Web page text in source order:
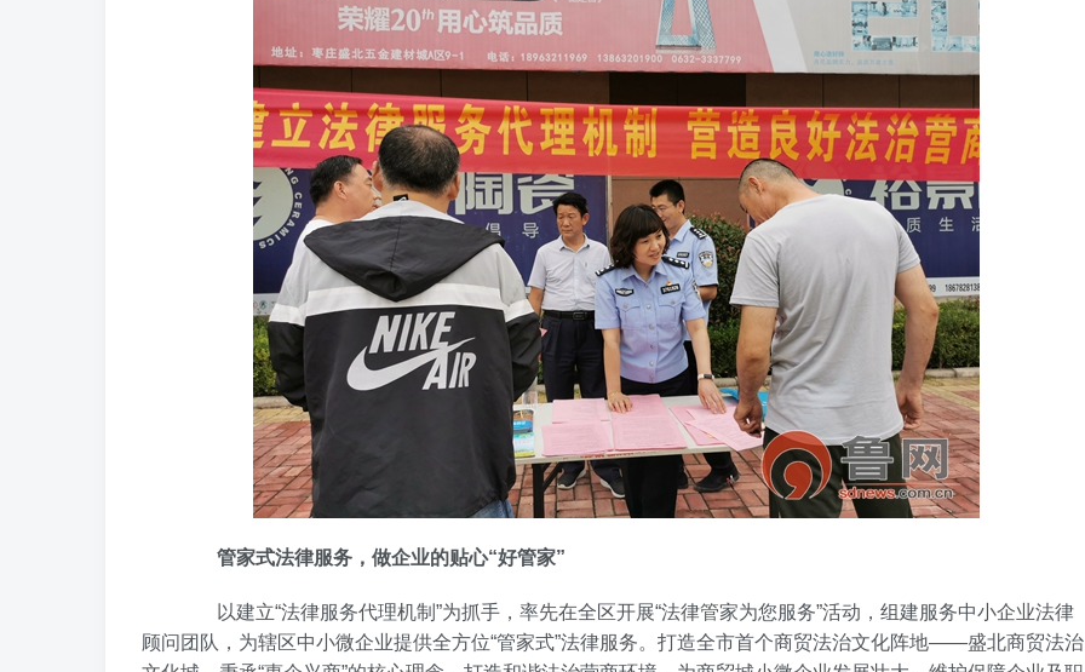
管家式法律服务，做企业的贴心“好管家”
以建立“法律服务代理机制”为抓手，率先在全区开展“法律管家为您服务”活动，组建服务中小企业法律
顾问团队，为辖区中小微企业提供全方位“管家式”法律服务。打造全市首个商贸法治文化阵地——盛北商贸法治